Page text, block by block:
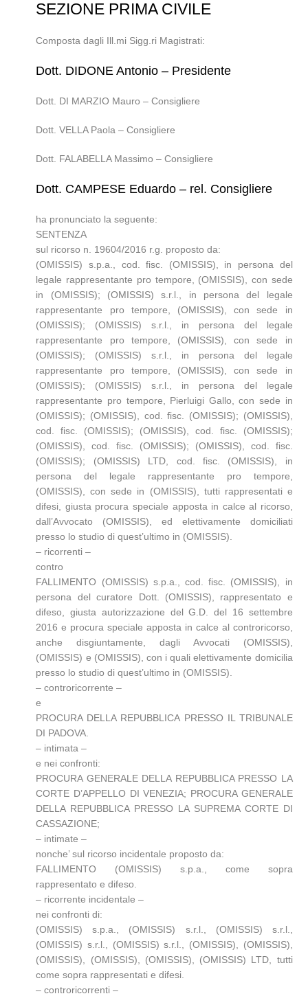
SEZIONE PRIMA CIVILE
Composta dagli Ill.mi Sigg.ri Magistrati:
Dott. DIDONE Antonio – Presidente
Dott. DI MARZIO Mauro – Consigliere
Dott. VELLA Paola – Consigliere
Dott. FALABELLA Massimo – Consigliere
Dott. CAMPESE Eduardo – rel. Consigliere
ha pronunciato la seguente:
SENTENZA
sul ricorso n. 19604/2016 r.g. proposto da:
(OMISSIS) s.p.a., cod. fisc. (OMISSIS), in persona del
legale rappresentante pro tempore, (OMISSIS), con sede
in (OMISSIS); (OMISSIS) s.r.l., in persona del legale
rappresentante pro tempore, (OMISSIS), con sede in
(OMISSIS); (OMISSIS) s.r.l., in persona del legale
rappresentante pro tempore, (OMISSIS), con sede in
(OMISSIS); (OMISSIS) s.r.l., in persona del legale
rappresentante pro tempore, (OMISSIS), con sede in
(OMISSIS); (OMISSIS) s.r.l., in persona del legale
rappresentante pro tempore, Pierluigi Gallo, con sede in
(OMISSIS); (OMISSIS), cod. fisc. (OMISSIS); (OMISSIS),
cod. fisc. (OMISSIS); (OMISSIS), cod. fisc. (OMISSIS);
(OMISSIS), cod. fisc. (OMISSIS); (OMISSIS), cod. fisc.
(OMISSIS); (OMISSIS) LTD, cod. fisc. (OMISSIS), in
persona del legale rappresentante pro tempore,
(OMISSIS), con sede in (OMISSIS), tutti rappresentati e
difesi, giusta procura speciale apposta in calce al ricorso,
dall’Avvocato (OMISSIS), ed elettivamente domiciliati
presso lo studio di quest’ultimo in (OMISSIS).
– ricorrenti –
contro
FALLIMENTO (OMISSIS) s.p.a., cod. fisc. (OMISSIS), in
persona del curatore Dott. (OMISSIS), rappresentato e
difeso, giusta autorizzazione del G.D. del 16 settembre
2016 e procura speciale apposta in calce al controricorso,
anche disgiuntamente, dagli Avvocati (OMISSIS),
(OMISSIS) e (OMISSIS), con i quali elettivamente domicilia
presso lo studio di quest’ultimo in (OMISSIS).
– controricorrente –
e
PROCURA DELLA REPUBBLICA PRESSO IL TRIBUNALE
DI PADOVA.
– intimata –
e nei confronti:
PROCURA GENERALE DELLA REPUBBLICA PRESSO LA
CORTE D’APPELLO DI VENEZIA; PROCURA GENERALE
DELLA REPUBBLICA PRESSO LA SUPREMA CORTE DI
CASSAZIONE;
– intimate –
nonche’ sul ricorso incidentale proposto da:
FALLIMENTO (OMISSIS) s.p.a., come sopra
rappresentato e difeso.
– ricorrente incidentale –
nei confronti di:
(OMISSIS) s.p.a., (OMISSIS) s.r.l., (OMISSIS) s.r.l.,
(OMISSIS) s.r.l., (OMISSIS) s.r.l., (OMISSIS), (OMISSIS),
(OMISSIS), (OMISSIS), (OMISSIS), (OMISSIS) LTD, tutti
come sopra rappresentati e difesi.
– controricorrenti –